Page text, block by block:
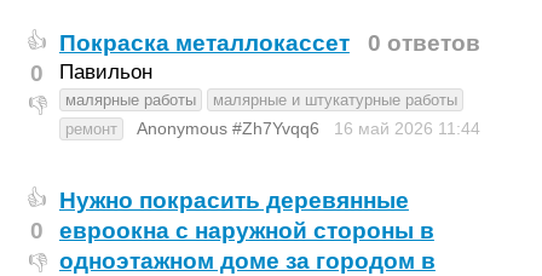
👍
0
👎
Покраска металлокассет 0 ответов
Павильон
малярные работы
малярные и штукатурные работы
ремонт
Anonymous #Zh7Yvqq6 16 май 2026 11:44
👍
0
👎
Нужно покрасить деревянные
евроокна с наружной стороны в
одноэтажном доме за городом в